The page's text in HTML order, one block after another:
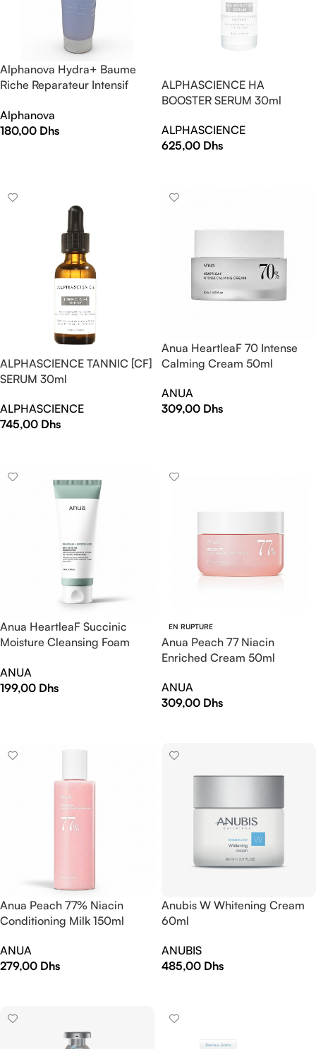
Alphanova Hydra+ Baume
Riche Reparateur Intensif
Alphanova
180,00 Dhs
ALPHASCIENCE HA
BOOSTER SERUM 30ml
ALPHASCIENCE
625,00 Dhs
ALPHASCIENCE TANNIC [CF]
SERUM 30ml
ALPHASCIENCE
745,00 Dhs
Anua HeartleaF 70 Intense
Calming Cream 50ml
ANUA
309,00 Dhs
Anua HeartleaF Succinic
Moisture Cleansing Foam
ANUA
199,00 Dhs
EN RUPTURE
Anua Peach 77 Niacin
Enriched Cream 50ml
ANUA
309,00 Dhs
Anua Peach 77% Niacin
Conditioning Milk 150ml
ANUA
279,00 Dhs
Anubis W Whitening Cream
60ml
ANUBIS
485,00 Dhs